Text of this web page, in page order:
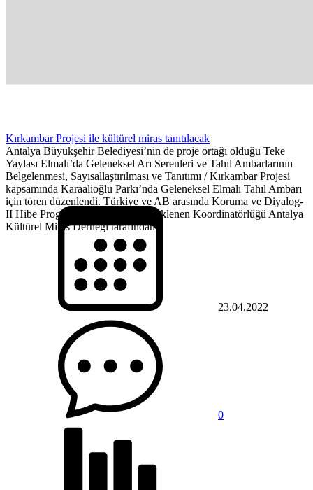
Kırkambar Projesi ile kültürel miras tanıtılacak
Antalya Büyükşehir Belediyesi’nin de proje ortağı olduğu Teke
Yaylası Elmalı’da Geleneksel Arı Serenleri ve Tahıl Ambarlarının
Belgelenmesi, Sayısallaştırılması ve Tanıtımı / Kırkambar Projesi
kapsamında Karaalioğlu Parkı’nda Geleneksel Elmalı Tahıl Ambarı
için tören düzenlendi. Türkiye ve AB arasında Koruma ve Diyalog-
II Hibe Programı kapsamında desteklenen Koordinatörlüğü Antalya
Kültürel Miras Derneği tarafından...
23.04.2022
0